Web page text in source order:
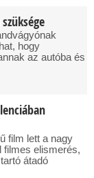
hogy
az autóba és
film lett a nagy
filmes elismerés,
átadó